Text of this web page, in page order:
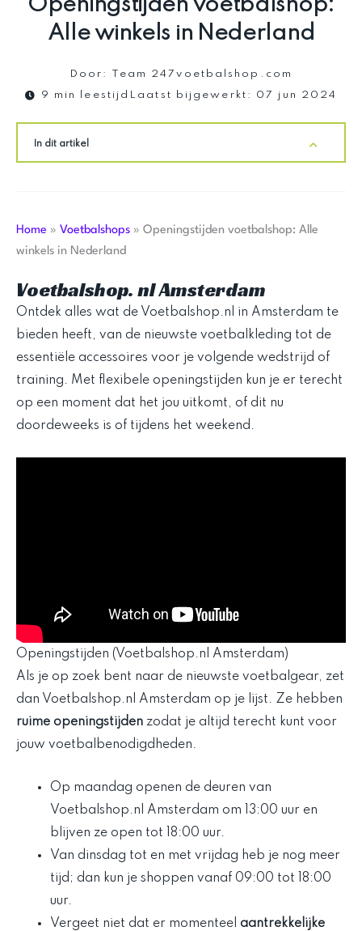
Openingstijden voetbalshop:
Alle winkels in Nederland
Door:
Team 247voetbalshop.com
9 min leestijd Laatst bijgewerkt: 07 jun 2024
In dit artikel
Home » Voetbalshops » Openingstijden voetbalshop: Alle
winkels in Nederland
Voetbalshop. nl Amsterdam
Ontdek alles wat de Voetbalshop.nl in Amsterdam te
bieden heeft, van de nieuwste voetbalkleding tot de
essentiële accessoires voor je volgende wedstrijd of
training. Met flexibele openingstijden kun je er terecht
op een moment dat het jou uitkomt, of dit nu
doordeweeks is of tijdens het weekend.
Openingstijden (Voetbalshop.nl Amsterdam)
Als je op zoek bent naar de nieuwste voetbalgear, zet
dan Voetbalshop.nl Amsterdam op je lijst. Ze hebben
ruime openingstijden zodat je altijd terecht kunt voor
jouw voetbalbenodigdheden.
Op maandag openen de deuren van
Voetbalshop.nl Amsterdam om 13:00 uur en
blijven ze open tot 18:00 uur.
Van dinsdag tot en met vrijdag heb je nog meer
tijd; dan kun je shoppen vanaf 09:00 tot 18:00
uur.
Vergeet niet dat er momenteel aantrekkelijke